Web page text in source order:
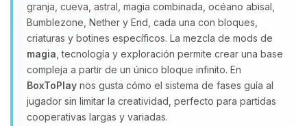
granja, cueva, astral, magia combinada, océano abisal,
Bumblezone, Nether y End, cada una con bloques,
criaturas y botines específicos. La mezcla de mods de
magia , tecnología y exploración permite crear una base
compleja a partir de un único bloque infinito. En
BoxToPlay nos gusta cómo el sistema de fases guía al
jugador sin limitar la creatividad, perfecto para partidas
cooperativas largas y variadas.